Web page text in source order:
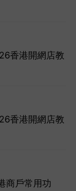
香港開網店教
香港開網店教
商戶常用功